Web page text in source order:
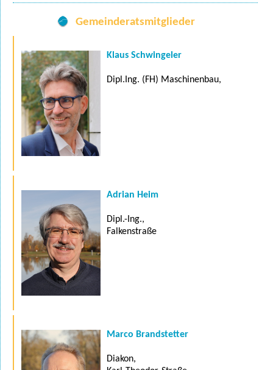
Gemeinderatsmitglieder
Klaus Schwingeler
Dipl.Ing. (FH) Maschinenbau,
Adrian Heim
Dipl.-Ing.,
Falkenstraße
Marco Brandstetter
Diakon,